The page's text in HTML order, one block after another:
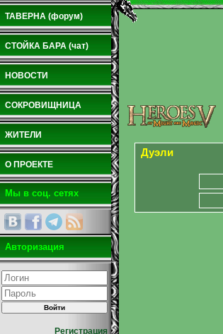
ТАВЕРНА (форум)
СТОЙКА БАРА (чат)
НОВОСТИ
СОКРОВИЩНИЦА
ЖИТЕЛИ
О ПРОЕКТЕ
Мы в соц. сетях
Авторизация
Регистрация
Дуэли